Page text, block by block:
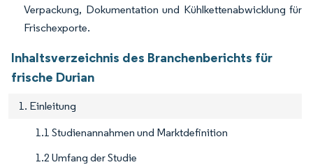
Verpackung, Dokumentation und Kühlkettenabwicklung für
Frischexporte.
Inhaltsverzeichnis des Branchenberichts für
frische Durian
1. Einleitung
1.1 Studienannahmen und Marktdefinition
1.2 Umfang der Studie